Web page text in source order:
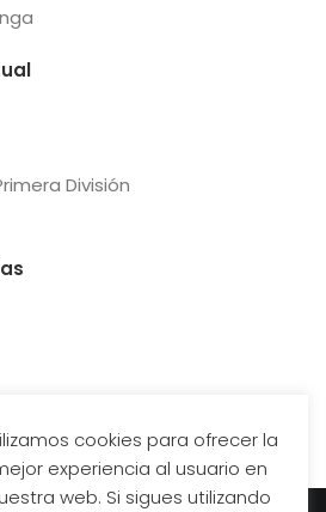
División
cookies para ofrecer la
experiencia al usuario en
web. Si sigues utilizando